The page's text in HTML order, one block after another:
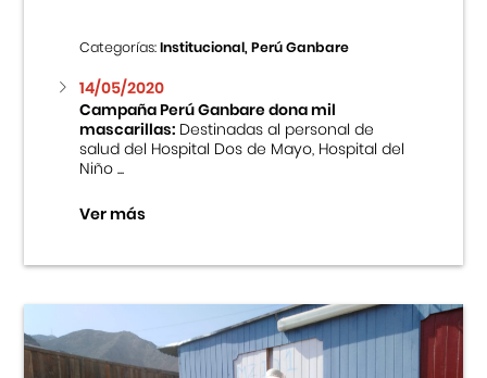
Categorías:Institucional, Perú Ganbare
14/05/2020
Campaña Perú Ganbare dona mil
mascarillas:Destinadas al personal de
salud del Hospital Dos de Mayo, Hospital del
Niño ...
Ver más